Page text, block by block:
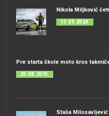
Nikola Miljković
13. 09. 2024.
Pre starta škole moto kros
20. 08. 2015.
Staša